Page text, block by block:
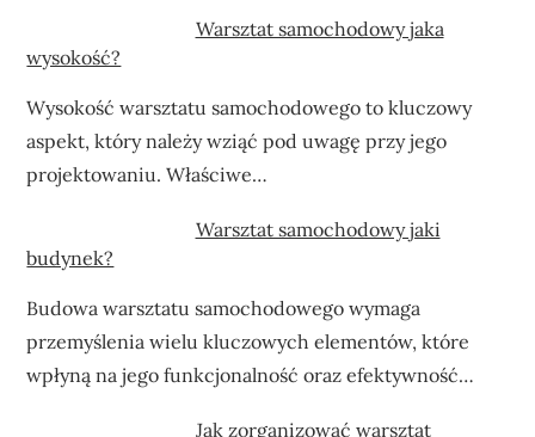
Warsztat samochodowy jaka
wysokość?
Wysokość warsztatu samochodowego to kluczowy
aspekt, który należy wziąć pod uwagę przy jego
projektowaniu. Właściwe…
Warsztat samochodowy jaki
budynek?
Budowa warsztatu samochodowego wymaga
przemyślenia wielu kluczowych elementów, które
wpłyną na jego funkcjonalność oraz efektywność…
Jak zorganizować warsztat